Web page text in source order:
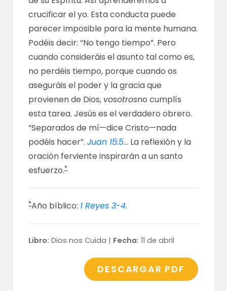
crucificar el yo. Esta conducta puede
parecer imposible para la mente humana.
Podéis decir: “No tengo tiempo”. Pero
cuando consideráis el asunto tal como es,
no perdéis tiempo, porque cuando os
aseguráis el poder y la gracia que
provienen de Dios, vosotrosno cumplís
esta tarea. Jesús es el verdadero obrero.
“Separados de mí—dice Cristo—nada
podéis hacer”.Juan 15:5… La reflexión y la
oración ferviente inspirarán a un santo
esfuerzo.*
*Año bíblico: 1 Reyes 3-4.
Libro: Dios nos Cuida | Fecha: 11 de abril
DESCARGAR PDF